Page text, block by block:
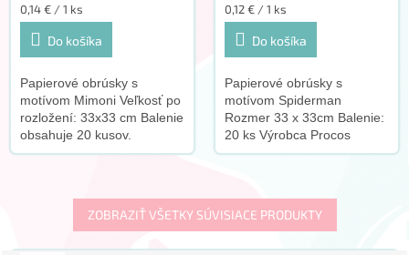
Jednotková
cena:
0,14 € / 1 ks
Do košíka
Papierové obrúsky s
motívom Mimoni Veľkosť po
rozložení: 33x33 cm Balenie
obsahuje 20 kusov.
Výrobca: Procos
Jednotková
cena:
0,12 € / 1 ks
Do košíka
Papierové obrúsky s
motívom Spiderman
Rozmer 33 x 33cm Balenie:
20 ks Výrobca Procos
ZOBRAZIŤ VŠETKY SÚVISIACE PRODUKTY